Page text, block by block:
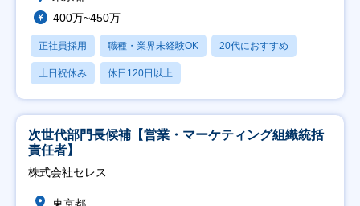
400万~450万
正社員採用 職種・業界未経験OK 20代におすすめ
土日祝休み 休日120日以上
次世代部門長候補【営業・マーケティング組織統括
責任者】
株式会社セレス
東京都